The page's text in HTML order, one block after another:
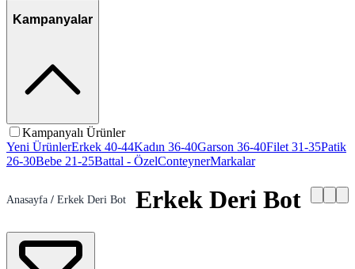
Kampanyalar
Kampanyalı Ürünler
Yeni ÜrünlerErkek 40-44Kadın 36-40Garson 36-40Filet 31-35Patik
26-30Bebe 21-25Battal - ÖzelConteynerMarkalar
Anasayfa / Erkek Deri Bot Erkek Deri Bot